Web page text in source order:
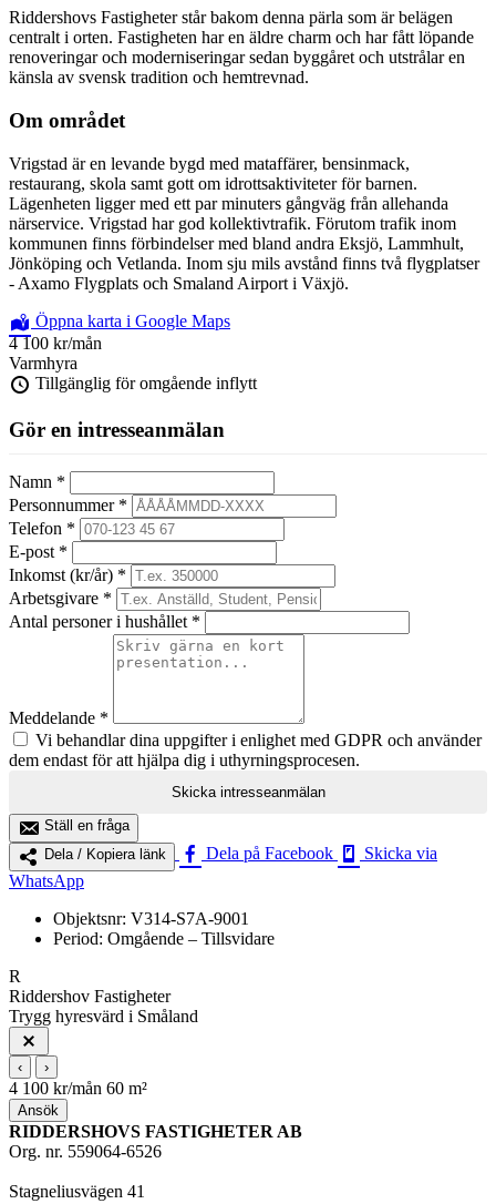
Riddershovs Fastigheter står bakom denna pärla som är belägen
centralt i orten. Fastigheten har en äldre charm och har fått löpande
renoveringar och moderniseringar sedan byggåret och utstrålar en
känsla av svensk tradition och hemtrevnad.
Om området
Vrigstad är en levande bygd med mataffärer, bensinmack,
restaurang, skola samt gott om idrottsaktiviteter för barnen.
Lägenheten ligger med ett par minuters gångväg från allehanda
närservice. Vrigstad har god kollektivtrafik. Förutom trafik inom
kommunen finns förbindelser med bland andra Eksjö, Lammhult,
Jönköping och Vetlanda. Inom sju mils avstånd finns två flygplatser
- Axamo Flygplats och Smaland Airport i Växjö.
Öppna karta i Google Maps
4 100 kr/mån
Varmhyra
Tillgänglig för omgående inflytt
Gör en intresseanmälan
Namn *
Personnummer *
Telefon *
E-post *
Inkomst (kr/år) *
Arbetsgivare *
Antal personer i hushållet *
Meddelande *
Vi behandlar dina uppgifter i enlighet med GDPR och använder
dem endast för att hjälpa dig i uthyrningsprocesen.
Skicka intresseanmälan
Ställ en fråga
Dela / Kopiera länk
Dela på Facebook
Skicka via
WhatsApp
Objektsnr: V314-S7A-9001
Period: Omgående – Tillsvidare
R
Riddershov Fastigheter
Trygg hyresvärd i Småland
Stäng
‹ ›
4 100 kr/mån 60 m²
Ansök
RIDDERSHOVS FASTIGHETER AB
Org. nr. 559064-6526
Stagneliusvägen 41